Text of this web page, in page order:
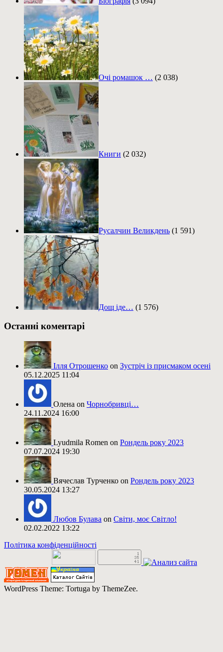
Очі ромашок … (2 038)
Книги (2 032)
Русалчин Великдень (1 591)
Дощ іде… (1 576)
Останні коментарі
Ілля Отрошенко on Зустріч із присмаком осені
05.12.2025 11:04
Олена on Чорнобривці…
24.11.2024 16:00
Lyudmila Romen on Рондель року 2023
07.07.2024 19:30
Вячеслав Турченко on Рондель року 2023
30.05.2024 13:27
Любов Булава on Світи, моє Світло!
02.02.2022 13:22
Політика конфіденційності
WordPress Theme: Tortuga by ThemeZee.